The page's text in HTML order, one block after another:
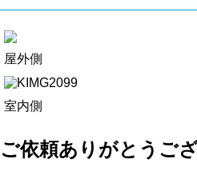
屋外側
室内側
ご依頼ありがとうご